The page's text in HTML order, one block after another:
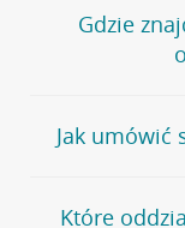
Jeśli szukasz
stronęPlacówki i
wygodna
oddziałów
Gdzie
Bank Credit
telefonu do
umówienia się z
Jak umówić
Jeśli jesteś już
Które